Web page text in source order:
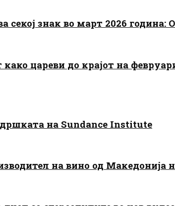
знак во март 2026 година:
цареви до крајот на
на Sundance Institute
на вино од